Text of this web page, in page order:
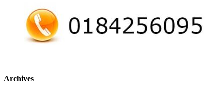
Archives